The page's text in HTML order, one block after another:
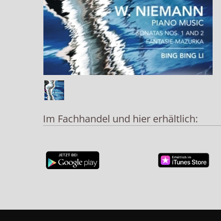
Im Fachhandel und hier erhältlich: